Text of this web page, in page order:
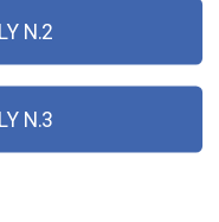
N.2
N.3